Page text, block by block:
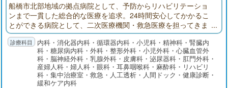
船橋市北部地域の拠点病院として、予防からリハビリテーショ
ンまで一貫した総合的な医療を追求。24時間安心してかかるこ
とができる病院として、二次医療機関・救急医療を担ってきま
した。船橋二和病院付属ふたわ診療所(主に外来部門)、ふれあい
クリニック（主に健診部門）、二和在宅介護支援センター、八
木が谷在宅介護支援センターでそれぞれ役割分担して連携を取
りながら、地域の皆様の健康を守ります。
内科・消化器内科・循環器内科・小児科・精神科・腎臓内
科・糖尿病内科・外科・整形外科・小児外科・心臓血管外
科・脳神経外科・乳腺外科・皮膚科・泌尿器科・肛門外科・
産婦人科・婦人科・眼科・耳鼻咽喉科・麻酔科・リハビリ
科・集中治療室・救急・人工透析・人間ドック・健康診断・
緩和ケア内科